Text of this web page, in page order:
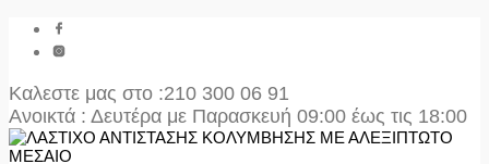
Καλεστε μας στο :210 300 06 91
Ανοικτά : Δευτέρα με Παρασκευή 09:00 έως τις 18:00